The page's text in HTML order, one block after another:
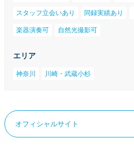
スタッフ立会いあり 同録実績あり
楽器演奏可 自然光撮影可
エリア
神奈川 川崎・武蔵小杉
オフィシャルサイト